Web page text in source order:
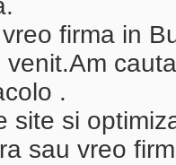
firma in
.
site si
sau vreo